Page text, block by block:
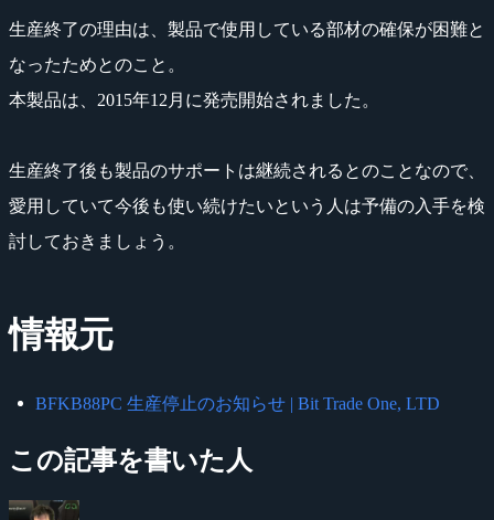
生産終了の理由は、製品で使用している部材の確保が困難と
なったためとのこと。
本製品は、2015年12月に発売開始されました。
生産終了後も製品のサポートは継続されるとのことなので、
愛用していて今後も使い続けたいという人は予備の入手を検
討しておきましょう。
情報元
BFKB88PC 生産停止のお知らせ | Bit Trade One, LTD
この記事を書いた人